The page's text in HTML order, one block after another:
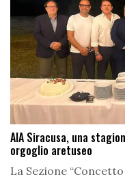
AIA Siracusa, una
orgoglio aretuseo
La Sezione